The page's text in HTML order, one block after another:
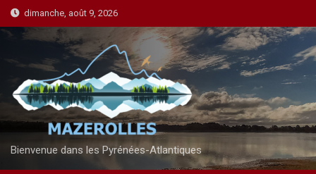
k
t
dimanche, août 9, 2026
Bienvenue dans les Pyrénées-Atlantiques